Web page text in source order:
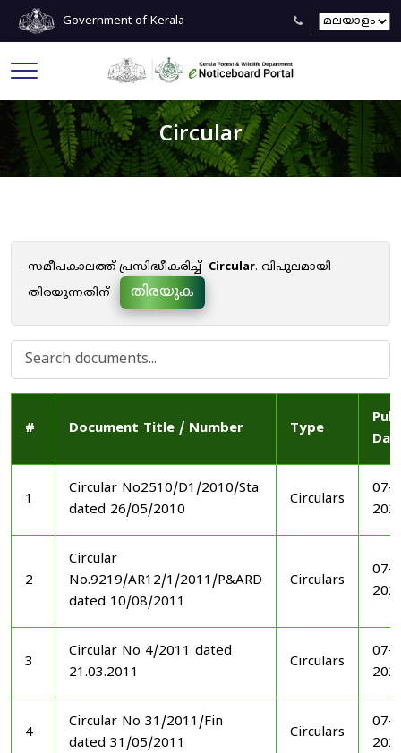
Government of Kerala
Circular
സമീപകാലത്ത് പ്രസിദ്ധീകരിച്ച് Circular. വിപുലമായി
തിരയുന്നതിന്
തിരയുക
# Document Title / Number Type
1
Circular No2510/D1/2010/Sta
dated 26/05/2010
Circulars
07-
2
Circular
No.9219/AR12/1/2011/P&ARD
dated 10/08/2011
Circulars
07-
3
Circular No 4/2011 dated
21.03.2011
Circulars
07-
4
Circular No 31/2011/Fin
dated 31/05/2011
Circulars
07-